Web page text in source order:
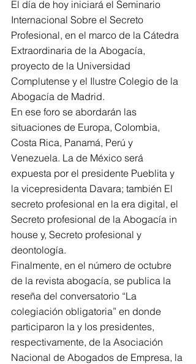
El día de hoy iniciará el Seminario
Internacional Sobre el Secreto
Profesional, en el marco de la Cátedra
Extraordinaria de la Abogacía,
proyecto de la Universidad
Complutense y el Ilustre Colegio de la
Abogacía de Madrid.
En ese foro se abordarán las
situaciones de Europa, Colombia,
Costa Rica, Panamá, Perú y
Venezuela. La de México será
expuesta por el presidente Pueblita y
la vicepresidenta Davara; también El
secreto profesional en la era digital, el
Secreto profesional de la Abogacía in
house y, Secreto profesional y
deontología.
Finalmente, en el número de octubre
de la revista abogacía, se publica la
reseña del conversatorio “La
colegiación obligatoria” en donde
participaron la y los presidentes,
respectivamente, de la Asociación
Nacional de Abogados de Empresa, la